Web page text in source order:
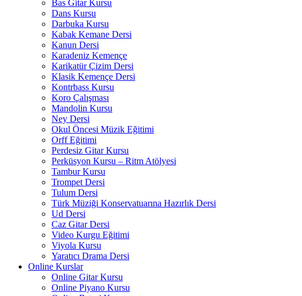
Bas Gitar Kursu
Dans Kursu
Darbuka Kursu
Kabak Kemane Dersi
Kanun Dersi
Karadeniz Kemençe
Karikatür Çizim Dersi
Klasik Kemençe Dersi
Kontrbass Kursu
Koro Çalışması
Mandolin Kursu
Ney Dersi
Okul Öncesi Müzik Eğitimi
Orff Eğitimi
Perdesiz Gitar Kursu
Perküsyon Kursu – Ritm Atölyesi
Tambur Kursu
Trompet Dersi
Tulum Dersi
Türk Müziği Konservatuarına Hazırlık Dersi
Ud Dersi
Caz Gitar Dersi
Video Kurgu Eğitimi
Viyola Kursu
Yaratıcı Drama Dersi
Online Kurslar
Online Gitar Kursu
Online Piyano Kursu